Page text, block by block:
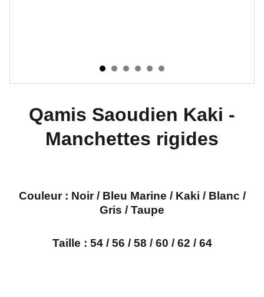
Qamis Saoudien Kaki -
Manchettes rigides
Couleur : Noir / Bleu Marine / Kaki / Blanc /
Gris / Taupe
Taille : 54 / 56 / 58 / 60 / 62 / 64